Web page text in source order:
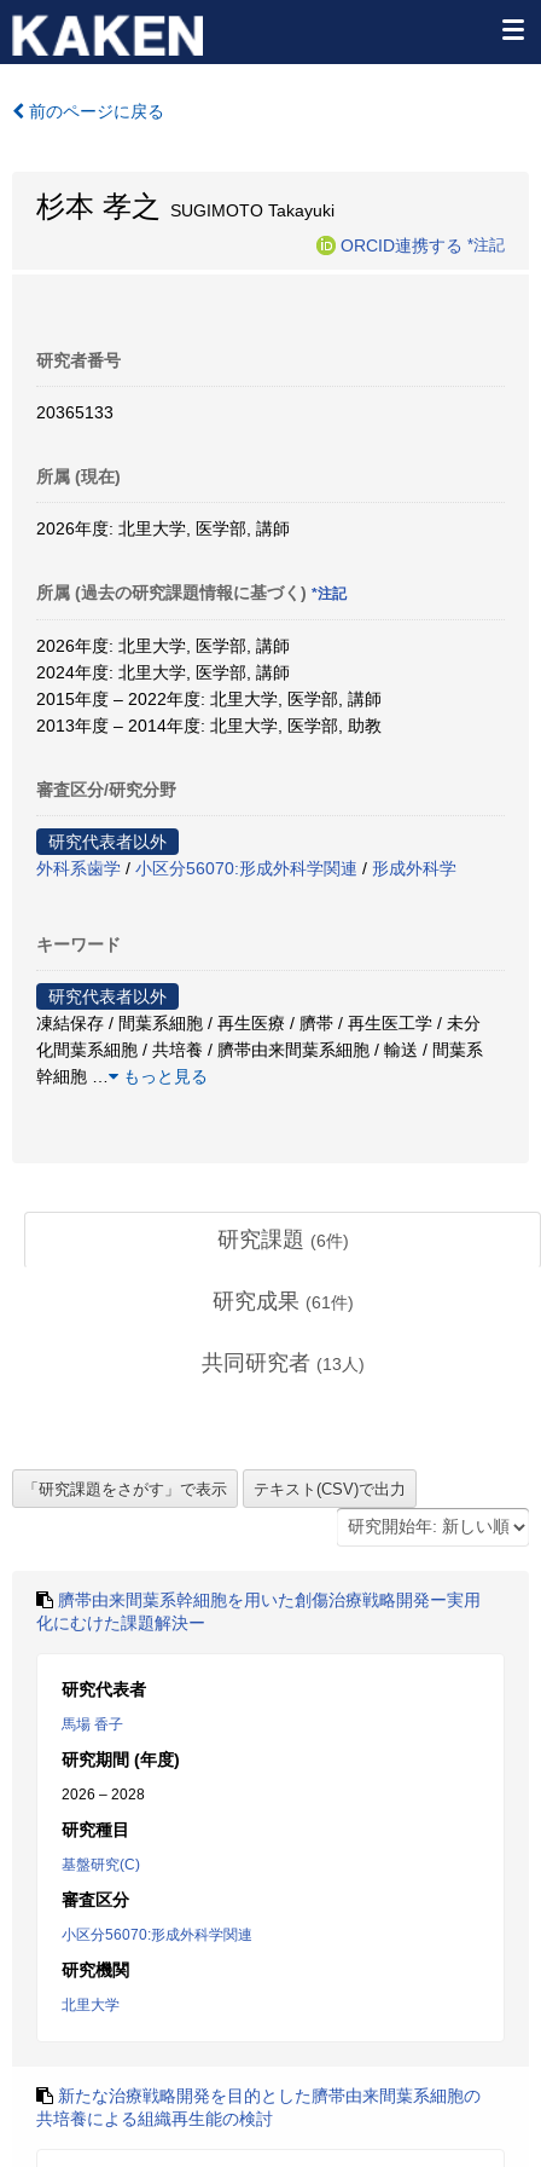
前のページに戻る
杉本 孝之
SUGIMOTO Takayuki
ORCID連携する *注記
研究者番号
20365133
所属 (現在)
2026年度: 北里大学, 医学部, 講師
所属 (過去の研究課題情報に基づく) *注記
2026年度: 北里大学, 医学部, 講師
2024年度: 北里大学, 医学部, 講師
2015年度 – 2022年度: 北里大学, 医学部, 講師
2013年度 – 2014年度: 北里大学, 医学部, 助教
審査区分/研究分野
研究代表者以外
外科系歯学 / 小区分56070:形成外科学関連 / 形成外科学
キーワード
研究代表者以外
凍結保存 / 間葉系細胞 / 再生医療 / 臍帯 / 再生医工学 / 未分
化間葉系細胞 / 共培養 / 臍帯由来間葉系細胞 / 輸送 / 間葉系
幹細胞
もっと見る
研究課題 (6件)
研究成果 (61件)
共同研究者 (13 人)
臍帯由来間葉系幹細胞を用いた創傷治療戦略開発ー実用
化にむけた課題解決ー
研究代表者
馬場 香子
研究期間 (年度)
2026 – 2028
研究種目
基盤研究(C)
審査区分
小区分56070:形成外科学関連
研究機関
北里大学
新たな治療戦略開発を目的とした臍帯由来間葉系細胞の
共培養による組織再生能の検討